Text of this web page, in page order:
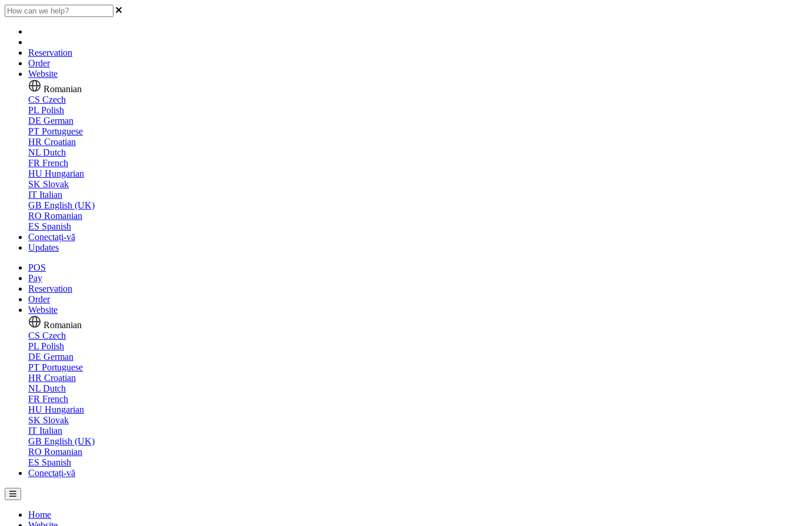
Reservation
Order
Website
Romanian
CS Czech
PL Polish
DE German
PT Portuguese
HR Croatian
NL Dutch
FR French
HU Hungarian
SK Slovak
IT Italian
GB English (UK)
RO Romanian
ES Spanish
Conectați-vă
Updates
POS
Pay
Reservation
Order
Website
Romanian
CS Czech
PL Polish
DE German
PT Portuguese
HR Croatian
NL Dutch
FR French
HU Hungarian
SK Slovak
IT Italian
GB English (UK)
RO Romanian
ES Spanish
Conectați-vă
Home